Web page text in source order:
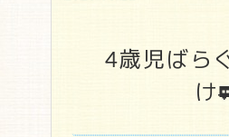
4歳児ばら
け